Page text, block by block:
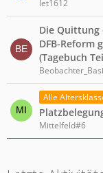
let1612
Die Quittung
DFB-Reform
(Tagebuch
Alle
Mittelfeld#6